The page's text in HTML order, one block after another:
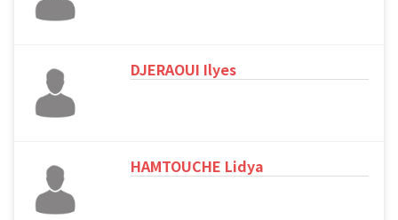
DJERAOUI Ilyes
HAMTOUCHE Lidya